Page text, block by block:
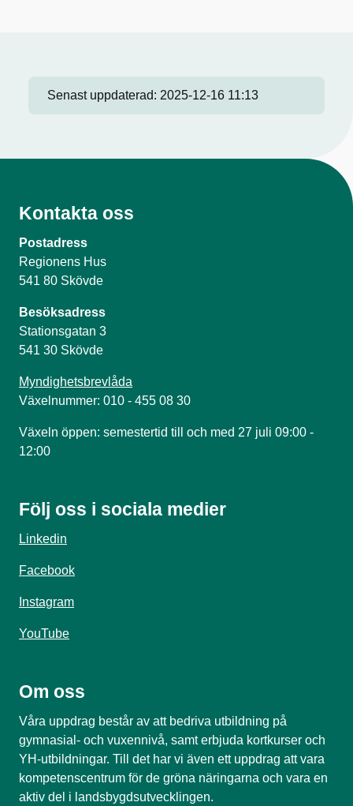
Senast uppdaterad: 2025-12-16 11:13
Kontakta oss
Postadress
Regionens Hus
541 80 Skövde
Besöksadress
Stationsgatan 3
541 30 Skövde
Myndighetsbrevlåda
Växelnummer: 010 - 455 08 30
Växeln öppen: semestertid till och med 27 juli 09:00 -
12:00
Följ oss i sociala medier
Linkedin
Facebook
Instagram
YouTube
Om oss
Våra uppdrag består av att bedriva utbildning på
gymnasial- och vuxennivå, samt erbjuda kortkurser och
YH-utbildningar. Till det har vi även ett uppdrag att vara
kompetenscentrum för de gröna näringarna och vara en
aktiv del i landsbygdsutvecklingen.